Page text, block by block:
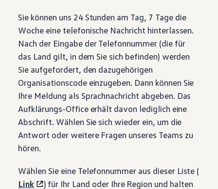
Sie können uns 24 Stunden am Tag, 7 Tage die
Woche eine telefonische Nachricht hinterlassen.
Nach der Eingabe der Telefonnummer (die für
das Land gilt, in dem Sie sich befinden) werden
Sie aufgefordert, den dazugehörigen
Organisationscode einzugeben. Dann können Sie
Ihre Meldung als Sprachnachricht abgeben. Das
Aufklärungs-Office erhält davon lediglich eine
Abschrift. Wählen Sie sich wieder ein, um die
Antwort oder weitere Fragen unseres Teams zu
hören.
Wählen Sie eine Telefonnummer aus dieser Liste (
Link
) für Ihr Land oder Ihre Region und halten